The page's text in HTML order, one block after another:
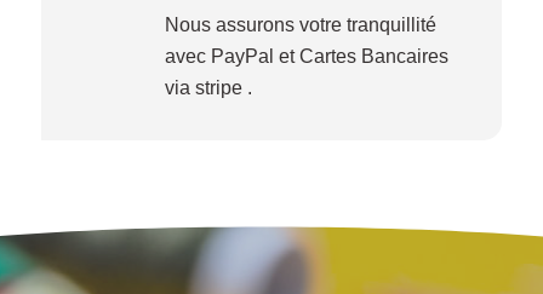
Nous assurons votre tranquillité
avec PayPal et Cartes Bancaires
via stripe .